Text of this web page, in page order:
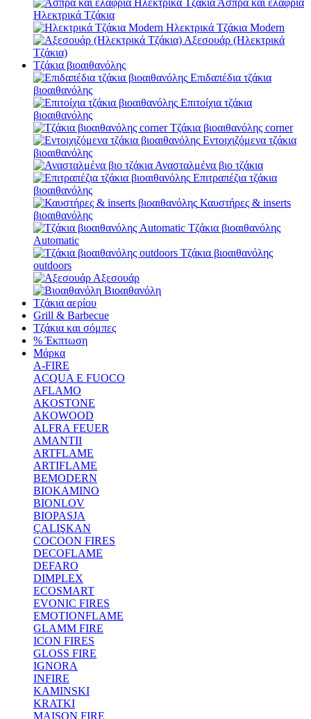
Ηλεκτρικά Τζάκια
Ηλεκτρικά Τζάκια Modern
Αξεσουάρ (Ηλεκτρικά
Τζάκια)
Τζάκια βιοαιθανόλης
Επιδαπέδια τζάκια
βιοαιθανόλης
Επιτοίχια τζάκια
βιοαιθανόλης
Τζάκια βιοαιθανόλης corner
Εντοιχιζόμενα τζάκια
βιοαιθανόλης
Ανασταλμένα βιο τζάκια
Επιτραπέζια τζάκια
βιοαιθανόλης
Καυστήρες & inserts
βιοαιθανόλης
Τζάκια βιοαιθανόλης
Automatic
Τζάκια βιοαιθανόλης
outdoors
Αξεσουάρ
Βιοαιθανόλη
Τζάκια αερίου
Grill & Barbecue
Τζάκια και σόμπες
% Έκπτωση
Μάρκα
A-FIRE
ACQUA E FUOCO
AFLAMO
AKOSTONE
AKOWOOD
ALFRA FEUER
AMANTII
ARTFLAME
ARTIFLAME
BEMODERN
BIOKAMINO
BIONLOV
BIOPASJA
ÇALIŞKAN
COCOON FIRES
DECOFLAME
DEFARO
DIMPLEX
ECOSMART
EVONIC FIRES
EMOTIONFLAME
GLAMM FIRE
ICON FIRES
GLOSS FIRE
IGNORA
INFIRE
KAMINSKI
KRATKI
MAISON FIRE